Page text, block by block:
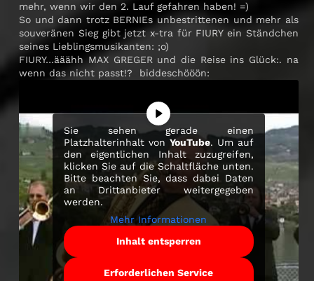
mehr, wenn wir den 2. Lauf gefahren haben! =)
So und dann trotz BERNIEs unbestrittenen und mehr als
souveränen Sieg gibt jetzt x-tra für FIURY ein Ständchen
seines Lieblingsmusikanten: ;o)
FIURY…ääähh MAX GREGER und die Reise ins Glück:. na
wenn das nicht passt!? biddeschööön:
Sie sehen gerade einen
Platzhalterinhalt von YouTube. Um auf
den eigentlichen Inhalt zuzugreifen,
klicken Sie auf die Schaltfläche unten.
Bitte beachten Sie, dass dabei Daten
an Drittanbieter weitergegeben
werden.
Mehr Informationen
Inhalt entsperren
Erforderlichen Service